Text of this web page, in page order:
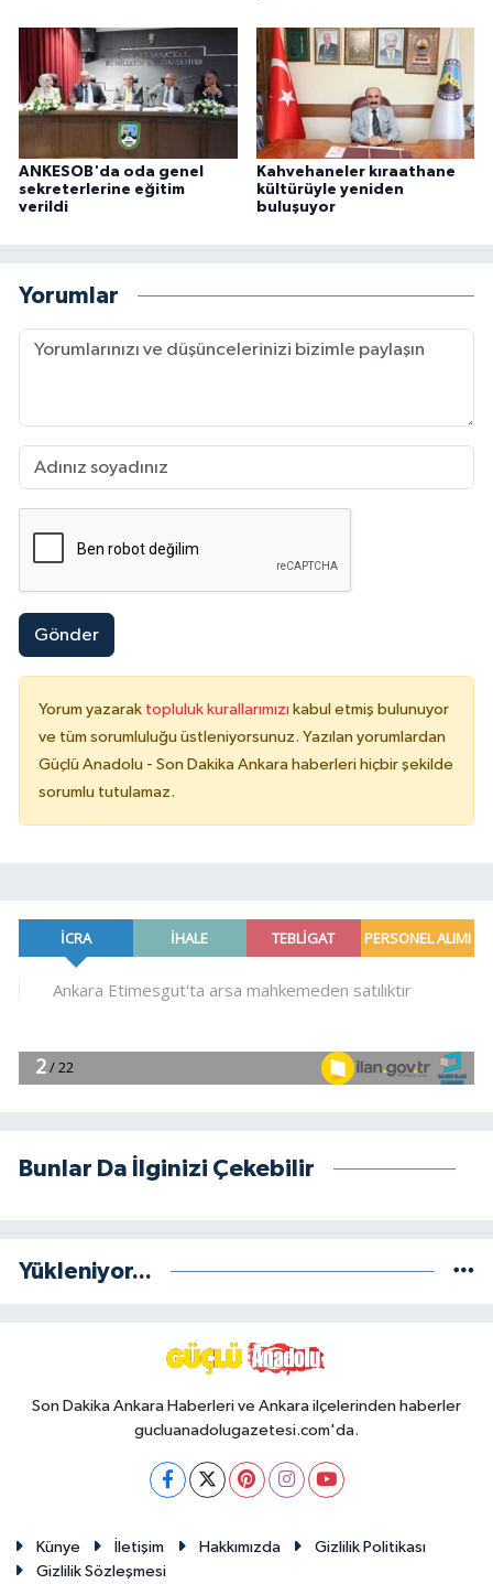
ANKESOB'da oda genel
sekreterlerine eğitim
verildi
Kahvehaneler kıraathane
kültürüyle yeniden
buluşuyor
Yorumlar
Gönder
Yorum yazarak topluluk kurallarımızı kabul etmiş bulunuyor
ve tüm sorumluluğu üstleniyorsunuz. Yazılan yorumlardan
Güçlü Anadolu - Son Dakika Ankara haberleri hiçbir şekilde
sorumlu tutulamaz.
Bunlar Da İlginizi Çekebilir
Yükleniyor...
Son Dakika Ankara Haberleri ve Ankara ilçelerinden haberler
gucluanadolugazetesi.com'da.
Künye İletişim Hakkımızda
Gizlilik Politikası
Gizlilik Sözleşmesi